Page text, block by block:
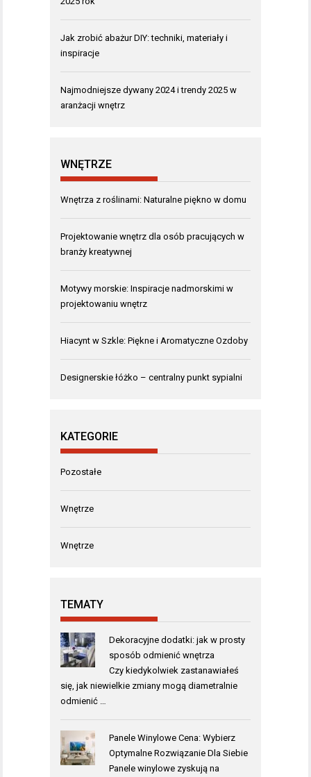
Jak zrobić abażur DIY: techniki, materiały i
inspiracje
Najmodniejsze dywany 2024 i trendy 2025 w
aranżacji wnętrz
WNĘTRZE
Wnętrza z roślinami: Naturalne piękno w domu
Projektowanie wnętrz dla osób pracujących w
branży kreatywnej
Motywy morskie: Inspiracje nadmorskimi w
projektowaniu wnętrz
Hiacynt w Szkle: Piękne i Aromatyczne Ozdoby
Designerskie łóżko – centralny punkt sypialni
KATEGORIE
Pozostałe
Wnętrze
Wnętrze
TEMATY
Dekoracyjne dodatki: jak w prosty
sposób odmienić wnętrza
Czy kiedykolwiek zastanawiałeś
się, jak niewielkie zmiany mogą diametralnie
odmienić …
Panele Winylowe Cena: Wybierz
Optymalne Rozwiązanie Dla Siebie
Panele winylowe zyskują na